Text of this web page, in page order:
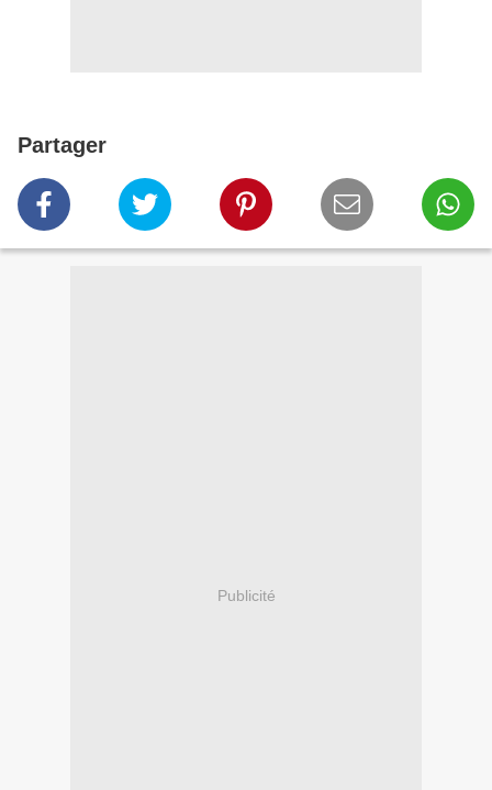
Partager
Publicité